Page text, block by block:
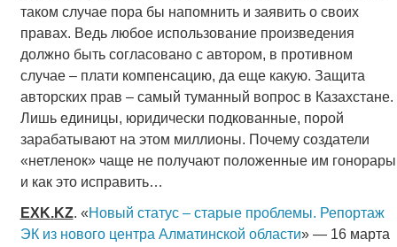
таком случае пора бы напомнить и заявить о своих
правах. Ведь любое использование произведения
должно быть согласовано с автором, в противном
случае – плати компенсацию, да еще какую. Защита
авторских прав – самый туманный вопрос в Казахстане.
Лишь единицы, юридически подкованные, порой
зарабатывают на этом миллионы. Почему создатели
«нетленок» чаще не получают положенные им гонорары
и как это исправить…
EXK.KZ. «Новый статус – старые проблемы. Репортаж
ЭК из нового центра Алматинской области» — 16 марта